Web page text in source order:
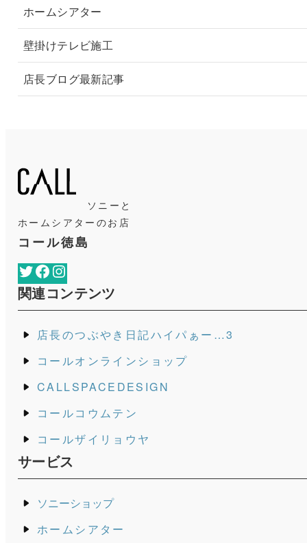
ホームシアター
壁掛けテレビ施工
店長ブログ最新記事
ソニーと
ホームシアターのお店
コール徳島
TwitterFacebook
関連コンテンツ
店長のつぶやき日記ハイパぁー…3
コールオンラインショップ
CALLSPACEDESIGN
コールコウムテン
コールザイリョウヤ
サービス
ソニーショップ
ホームシアター